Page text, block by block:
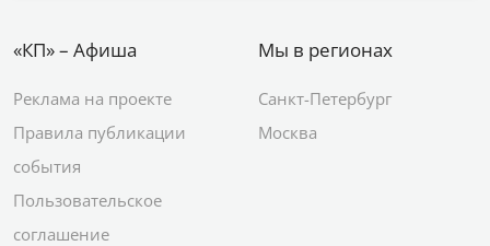
«КП» – Афиша
Реклама на проекте
Правила публикации
события
Пользовательское
соглашение
Мы в регионах
Санкт-Петербург
Москва